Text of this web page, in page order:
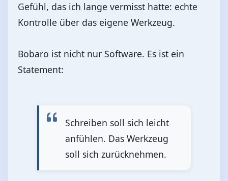
Gefühl, das ich lange vermisst hatte: echte
Kontrolle über das eigene Werkzeug.
Bobaro ist nicht nur Software. Es ist ein
Statement:
Schreiben soll sich leicht
anfühlen. Das Werkzeug
soll sich zurücknehmen.